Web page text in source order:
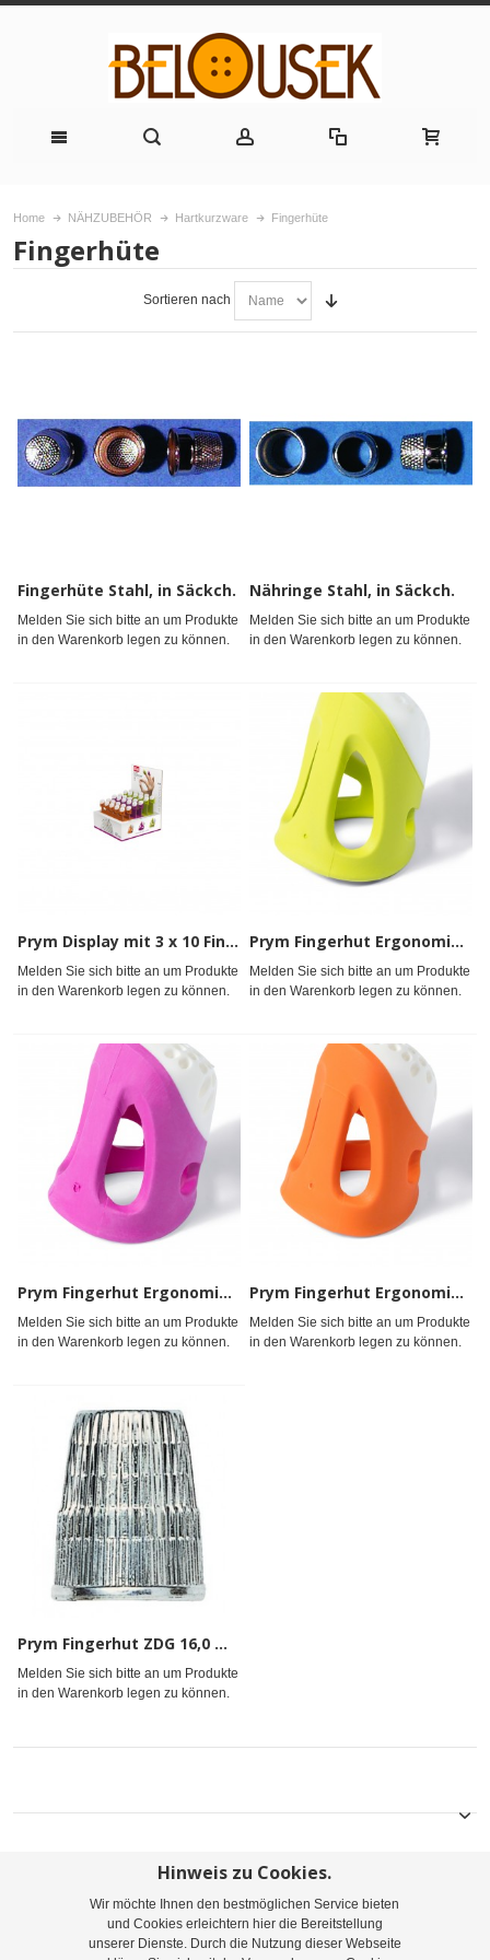
Home NÄHZUBEHÖR Hartkurzware Fingerhüte
Fingerhüte
Sortieren nach
Fingerhüte Stahl, in Säckch.
Melden Sie sich bitte an um Produkte
in den Warenkorb legen zu können.
Nähringe Stahl, in Säckch.
Melden Sie sich bitte an um Produkte
in den Warenkorb legen zu können.
Prym Display mit 3 x 10 Fingerhüten Ergonomics farbig sortiert
Melden Sie sich bitte an um Produkte
in den Warenkorb legen zu können.
Prym Fingerhut Ergonomics L Nachfüllung für Display hellgrün
Melden Sie sich bitte an um Produkte
in den Warenkorb legen zu können.
Prym Fingerhut Ergonomics M Nachfüllung für Display fuchsia
Melden Sie sich bitte an um Produkte
in den Warenkorb legen zu können.
Prym Fingerhut Ergonomics S Nachfüllung für Display orange
Melden Sie sich bitte an um Produkte
in den Warenkorb legen zu können.
Prym Fingerhut ZDG 16,0 mm silberfarbig
Melden Sie sich bitte an um Produkte
in den Warenkorb legen zu können.
Sitemap Suchbegriffe Erweiterte Suche
Hinweis zu Cookies.
Wir möchte Ihnen den bestmöglichen Service bieten
und Cookies erleichtern hier die Bereitstellung
unserer Dienste. Durch die Nutzung dieser Webseite